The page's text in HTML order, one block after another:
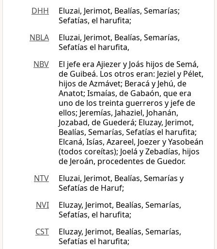
DHH
Eluzai, Jerimot, Bealías, Semarías;
Sefatías, el harufita;
NBLA
Eluzai, Jerimot, Bealías, Semarías,
Sefatías el harufita,
NBV
El jefe era Ajiezer y Joás hijos de Semá,
de Guibeá. Los otros eran: Jeziel y Pélet,
hijos de Azmávet; Beracá y Jehú, de
Anatot; Ismaías, de Gabaón, que era
uno de los treinta guerreros y jefe de
ellos; Jeremías, Jahaziel, Johanán,
Jozabad, de Guederá; Eluzay, Jerimot,
Bealías, Semarías, Sefatías el harufita;
Elcaná, Isías, Azareel, Joezer y Yasobeán
(todos coreítas); Joelá y Zebadías, hijos
de Jeroán, procedentes de Guedor.
NTV
Eluzai, Jerimot, Bealías, Semarías y
Sefatías de Haruf;
NVI
Eluzay, Jerimot, Bealías, Semarías,
Sefatías, el harufita;
CST
Eluzay, Jerimot, Bealías, Semarías,
Sefatías el harufita;